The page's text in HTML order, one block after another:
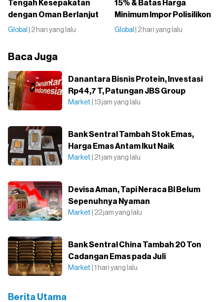
Tengah Kesepakatan
dengan Oman Berlanjut
Global | 2 hari yang lalu
15% & Batas Harga
Minimum Impor Polisilikon
Global | 2 hari yang lalu
Baca Juga
Danantara Bisnis Protein, Investasi
Rp44,7 T, Patungan JBS Group
Market | 13 jam yang lalu
Bank Sentral Tambah Stok Emas,
Harga Emas Antam Ikut Naik
Market | 21 jam yang lalu
Devisa Aman, Tapi Neraca BI Belum
Sepenuhnya Nyaman
Market | 22 jam yang lalu
Bank Sentral China Tambah 20 Ton
Cadangan Emas pada Juli
Market | 1 hari yang lalu
Berita Utama